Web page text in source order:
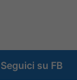
Seguici su FB